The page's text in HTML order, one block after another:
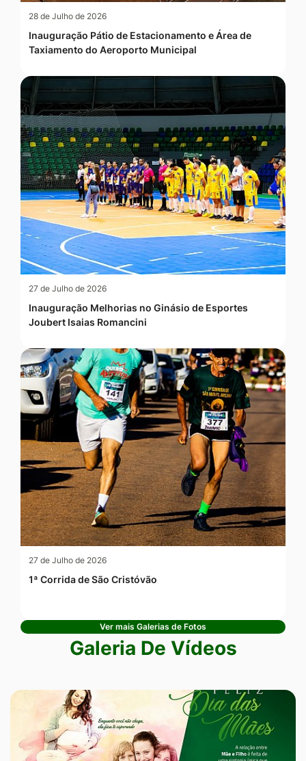
28 de Julho de 2026
Inauguração Pátio de Estacionamento e Área de
Taxiamento do Aeroporto Municipal
27 de Julho de 2026
Inauguração Melhorias no Ginásio de Esportes
Joubert Isaias Romancini
27 de Julho de 2026
1ª Corrida de São Cristóvão
Ver mais Galerias de Fotos
Galeria De Vídeos